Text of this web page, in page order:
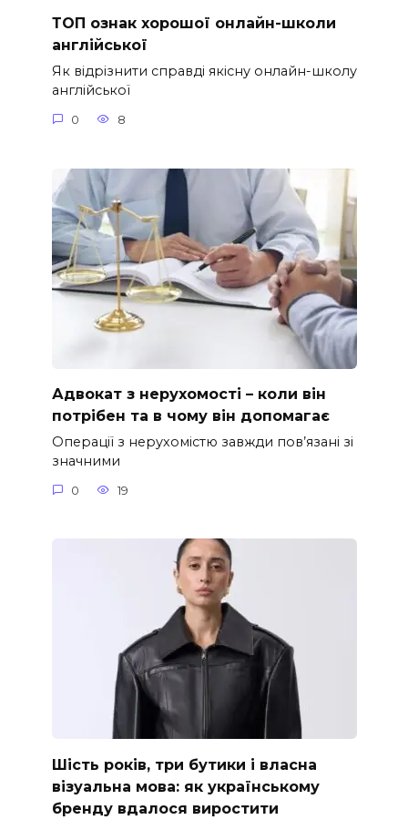
ТОП ознак хорошої онлайн-школи
англійської
Як відрізнити справді якісну онлайн-школу
англійської
0 8
Адвокат з нерухомості – коли він
потрібен та в чому він допомагає
Операції з нерухомістю завжди пов’язані зі
значними
0 19
Шість років, три бутики і власна
візуальна мова: як українському
бренду вдалося виростити